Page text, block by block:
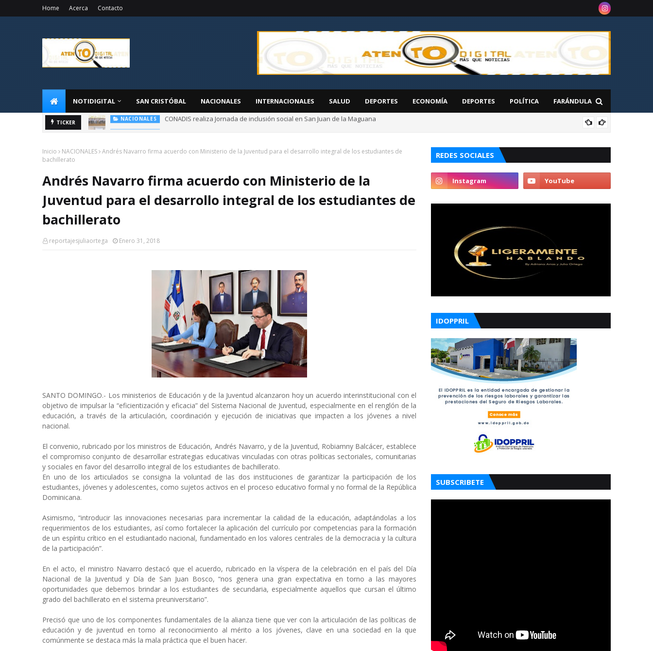
Home Acerca Contacto
NOTIDIGITAL SAN CRISTÓBAL NACIONALES INTERNACIONALES SALUD DEPORTES ECONOMÍA DEPORTES POLÍTICA FARÁNDULA
TICKER NACIONALES Administrador de EGEHID presenta proyectos de desarrollo ante diáspora de San Cristóbal en Nueva York
Inicio NACIONALES Andrés Navarro firma acuerdo con Ministerio de la Juventud para el desarrollo integral de los estudiantes de
bachillerato
Andrés Navarro firma acuerdo con Ministerio de la
Juventud para el desarrollo integral de los estudiantes de
bachillerato
reportajesjuliaortega Enero 31, 2018
SANTO DOMINGO.- Los ministerios de Educación y de la Juventud alcanzaron hoy un acuerdo interinstitucional con el
objetivo de impulsar la “eficientización y eficacia” del Sistema Nacional de Juventud, especialmente en el renglón de la
educación, a través de la articulación, coordinación y ejecución de iniciativas que impacten a los jóvenes a nivel
nacional.
El convenio, rubricado por los ministros de Educación, Andrés Navarro, y de la Juventud, Robiamny Balcácer, establece
el compromiso conjunto de desarrollar estrategias educativas vinculadas con otras políticas sectoriales, comunitarias
y sociales en favor del desarrollo integral de los estudiantes de bachillerato.
En uno de los articulados se consigna la voluntad ‪de las dos‬ instituciones de garantizar la participación de los
estudiantes, jóvenes y adolescentes, como sujetos activos en el proceso educativo formal y no formal de la República
Dominicana.
Asimismo, “introducir las innovaciones necesarias para incrementar la calidad de la educación, adaptándolas a los
requerimientos de los estudiantes, así como fortalecer la aplicación del currículo por competencias para la formación
de un espíritu crítico en el estudiantado nacional, fundamentado en los valores centrales de la democracia y la cultura
de la participación”.
En el acto, el ministro Navarro destacó que el acuerdo, rubricado en la víspera de la celebración en el país del Día
Nacional de la Juventud y Día de San Juan Bosco, “nos genera una gran expectativa en torno a las mayores
oportunidades que debemos brindar a los estudiantes de secundaria, especialmente aquellos que cursan el último
grado del bachillerato en el sistema preuniversitario”.
Precisó que uno de los componentes fundamentales de la alianza tiene que ver con la articulación de las políticas de
educación y de juventud en torno al reconocimiento al mérito a los jóvenes, clave en una sociedad en la que
comúnmente se destaca más la mala práctica que el buen hacer.
REDES SOCIALES
IDOPPRIL
SUBSCRIBETE